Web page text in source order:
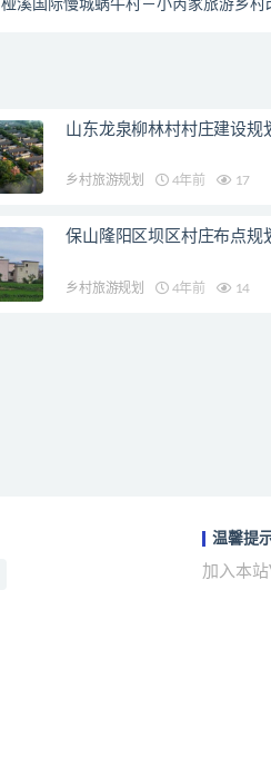
桠溪国际慢城蜗牛村－小芮家旅游乡
山东龙泉柳林村村庄建设规
乡村旅游规划 4年前 17
保山隆阳区坝区村庄布点规
乡村旅游规划 4年前 14
温馨提
加入本